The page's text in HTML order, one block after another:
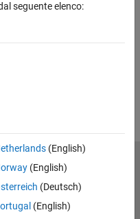
seguente elenco:
(English)
(English)
(Deutsch)
(English)
sulla privacy
Contatti